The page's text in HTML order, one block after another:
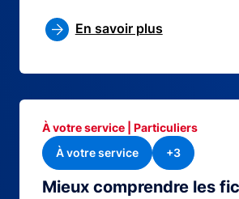
En savoir plus
Mieux comprendre les
À votre service | Particuliers
À votre service
+3